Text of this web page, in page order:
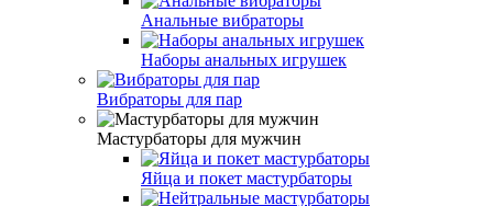
Анальные вибраторы
Наборы анальных игрушек
Вибраторы для пар
Мастурбаторы для мужчин
Яйца и покет мастурбаторы